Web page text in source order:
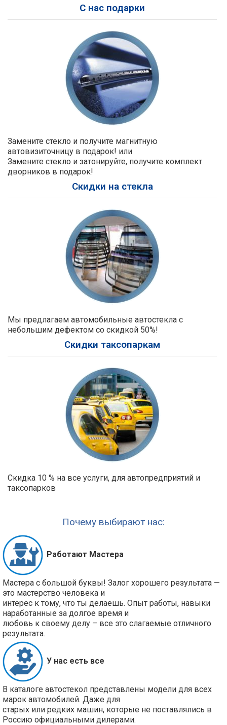
С нас подарки
Замените стекло и получите магнитную
автовизиточницу в подарок! или
Замените стекло и затонируйте, получите комплект
дворников в подарок!
Скидки на стекла
Мы предлагаем автомобильные автостекла с
небольшим дефектом со скидкой 50%!
Скидки таксопаркам
Скидка 10 % на все услуги, для автопредприятий и
таксопарков
Почему выбирают нас:
Работают Мастера
Мастера с большой буквы! Залог хорошего результата —
это мастерство человека и
интерес к тому, что ты делаешь. Опыт работы, навыки
наработанные за долгое время и
любовь к своему делу – все это слагаемые отличного
результата.
У нас есть все
В каталоге автостекол представлены модели для всех
марок автомобилей. Даже для
старых или редких машин, которые не поставлялись в
Россию официальными дилерами.